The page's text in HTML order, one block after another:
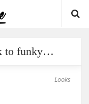
to funky…
Looks